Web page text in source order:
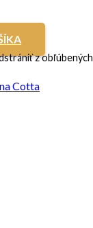
z obľúbených
Cotta